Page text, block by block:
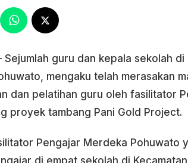
Sejumlah guru dan kepala sekolah di
mengaku telah merasakan
dan pelatihan guru oleh fasilitator
proyek tambang Pani Gold Project.
Pengajar Merdeka Pohuwato